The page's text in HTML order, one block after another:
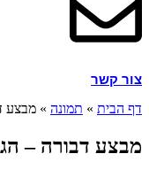
צור קשר
דף הבית » תמונה » מבצע
מבצע דבורה –